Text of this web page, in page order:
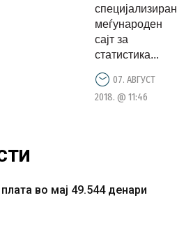
меѓународен
сајт за
статистика...
07. АВГУСТ
2018. @ 11:46
во мај 49.544 денари